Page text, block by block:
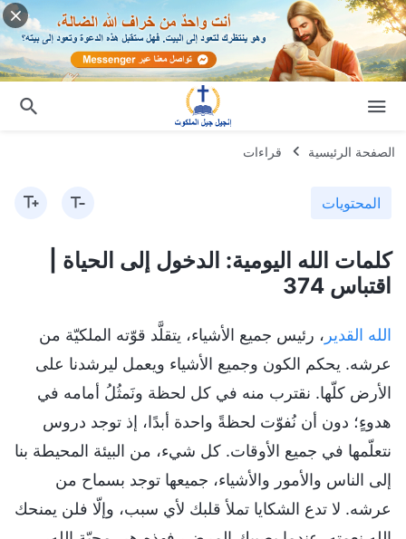
الصفحة الرئيسية قراءات
المحتويات
كلمات الله اليومية: الدخول إلى الحياة |
اقتباس 374
الله القدير ، رئيس جميع الأشياء، يتقلَّد قوّته الملكيّة من
عرشه. يحكم الكون وجميع الأشياء ويعمل ليرشدنا على
الأرض كلّها. نقترب منه في كل لحظة ونَمثُلُ أمامه في
هدوءٍ؛ دون أن نُفوّت لحظةً واحدة أبدًا، إذ توجد دروس
نتعلّمها في جميع الأوقات. كل شيء، من البيئة المحيطة بنا
إلى الناس والأمور والأشياء، جميعها توجد بسماح من
عرشه. لا تدع الشكايا تملأ قلبك لأي سبب، وإلّا فلن يمنحك